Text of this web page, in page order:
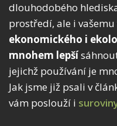
dlouhodobého
prostředí, ale i
ekonomického i
mnohem lepší
jejichž používání je
Jak jsme již psali v
vám poslouží i